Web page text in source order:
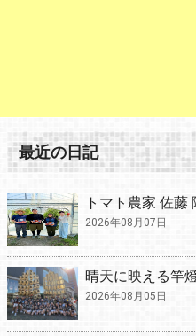
最近の日記
トマト農家 佐藤
2026年08月07日
晴天に映える竿
2026年08月05日